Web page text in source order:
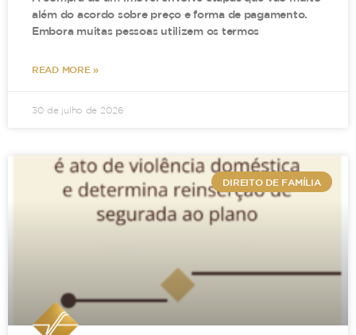
além do acordo sobre preço e forma de pagamento.
Embora muitas pessoas utilizem os termos
READ MORE »
30 de julho de 2026
DIREITO DE FAMÍLIA